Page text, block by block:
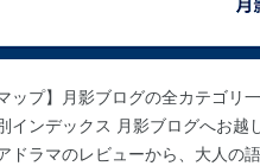
ップ】月影ブログの全カテゴリ
インデックス 月影ブログへお
ドラマのレビューから、大人の